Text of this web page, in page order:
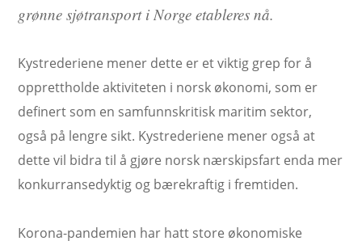
grønne sjøtransport i Norge etableres nå.
Kystrederiene mener dette er et viktig grep for å
opprettholde aktiviteten i norsk økonomi, som er
definert som en samfunnskritisk maritim sektor,
også på lengre sikt. Kystrederiene mener også at
dette vil bidra til å gjøre norsk nærskipsfart enda mer
konkurransedyktig og bærekraftig i fremtiden.
Korona-pandemien har hatt store økonomiske